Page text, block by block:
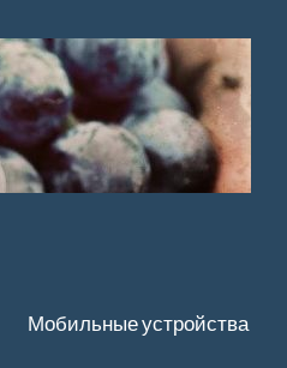
Мобильные устройства